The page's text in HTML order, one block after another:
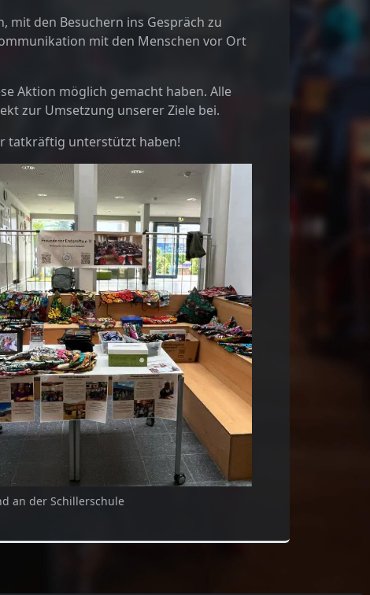
mit den Besuchern ins Gespräch zu
mit den Menschen vor Ort
Aktion möglich gemacht haben. Alle
zur Umsetzung unserer Ziele bei.
tatkräftig unterstützt haben!
an der Schillerschule